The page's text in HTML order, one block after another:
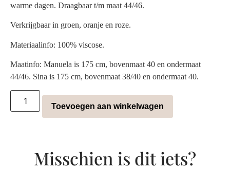
warme dagen. Draagbaar t/m maat 44/46.
Verkrijgbaar in groen, oranje en roze.
Materiaalinfo: 100% viscose.
Maatinfo: Manuela is 175 cm, bovenmaat 40 en ondermaat
44/46. Sina is 175 cm, bovenmaat 38/40 en ondermaat 40.
Toevoegen aan winkelwagen
Misschien is dit iets?